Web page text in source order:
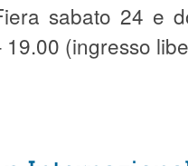
sabato 24 e
(ingresso